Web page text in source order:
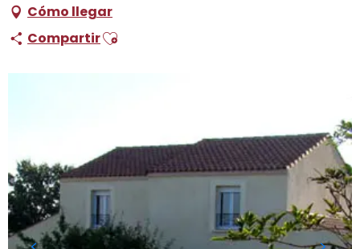
Cómo llegar
CompartirAjouter aux favoris